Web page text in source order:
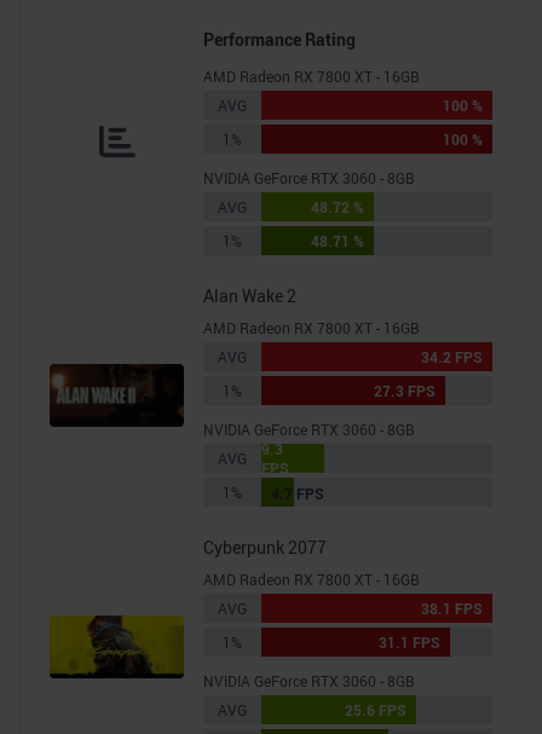
Performance Rating
AMD Radeon RX 7800 XT - 16GB
AVG
100 %
1%
100 %
NVIDIA GeForce RTX 3060 - 8GB
AVG
48.72 %
1%
48.71 %
Alan Wake 2
AMD Radeon RX 7800 XT - 16GB
AVG
34.2 FPS
1%
27.3 FPS
NVIDIA GeForce RTX 3060 - 8GB
AVG
9.3
FPS
1%
4.7 FPS
Cyberpunk 2077
AMD Radeon RX 7800 XT - 16GB
AVG
38.1 FPS
1%
31.1 FPS
NVIDIA GeForce RTX 3060 - 8GB
AVG
25.6 FPS